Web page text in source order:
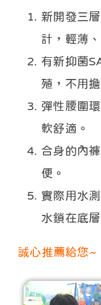
新開發三
計，輕薄
有新抑菌
殖，不用
彈性腰圍
軟舒適。
合身的內
便。
實際用水
水鎖在底
誠心推薦給您~